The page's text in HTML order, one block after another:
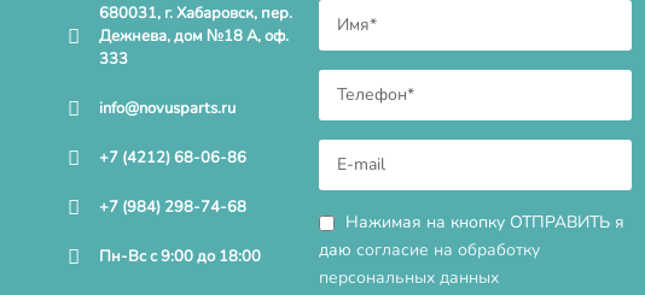
680031, г. Хабаровск, пер.
Дежнева, дом №18 А, оф.
333
info@novusparts.ru
+7 (4212) 68-06-86
+7 (984) 298-74-68
Пн-Вс с 9:00 до 18:00
Нажимая на кнопку ОТПРАВИТЬ я
даю согласие на обработку
персональных данных